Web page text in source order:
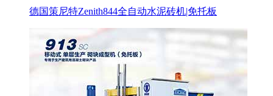
德国策尼特Zenith844全自动水泥砖机|免托板